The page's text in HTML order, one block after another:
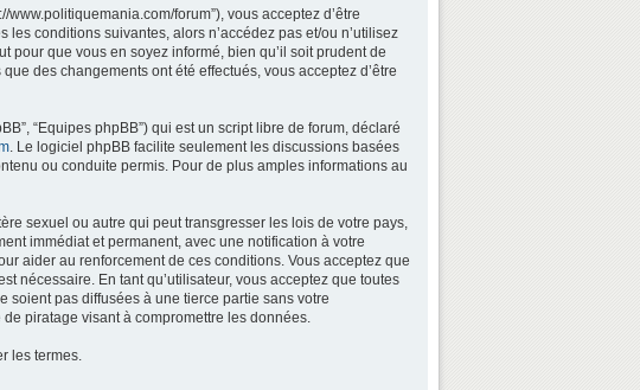
www.politiquemania.com/forum”), vous acceptez d’être
conditions suivantes, alors n’accédez pas et/ou n’utilisez
pour que vous en soyez informé, bien qu’il soit prudent de
des changements ont été effectués, vous acceptez d’être
“Equipes phpBB”) qui est un script libre de forum, déclaré
. Le logiciel phpBB facilite seulement les discussions basées
ou conduite permis. Pour de plus amples informations au
sexuel ou autre qui peut transgresser les lois de votre pays,
immédiat et permanent, avec une notification à votre
aider au renforcement de ces conditions. Vous acceptez que
nécessaire. En tant qu’utilisateur, vous acceptez que toutes
soient pas diffusées à une tierce partie sans votre
piratage visant à compromettre les données.
les termes.